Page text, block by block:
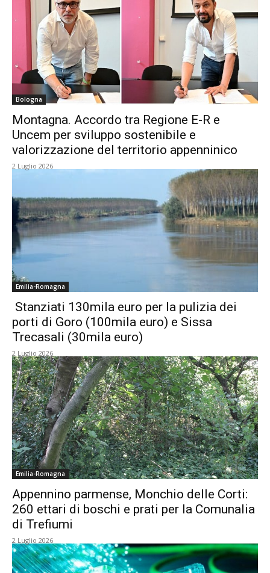
Bologna
Montagna. Accordo tra Regione E-R e
Uncem per sviluppo sostenibile e
valorizzazione del territorio appenninico
2 Luglio 2026
Emilia-Romagna
Stanziati 130mila euro per la pulizia dei
porti di Goro (100mila euro) e Sissa
Trecasali (30mila euro)
2 Luglio 2026
Emilia-Romagna
Appennino parmense, Monchio delle Corti:
260 ettari di boschi e prati per la Comunalia
di Trefiumi
2 Luglio 2026